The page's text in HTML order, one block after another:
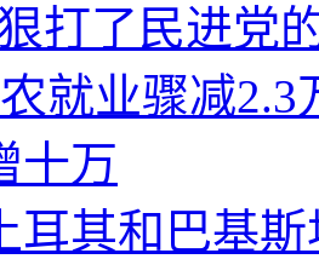
打了民进党
就业骤减
十万
耳其和巴基